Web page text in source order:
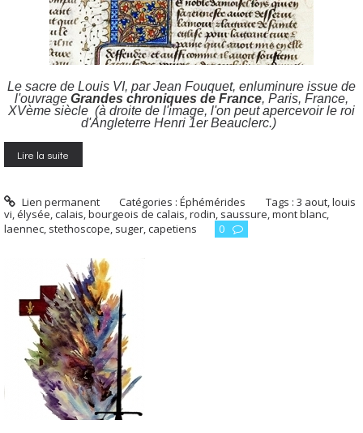
Le sacre de Louis VI, par Jean Fouquet, enluminure issue de
l'ouvrage Grandes chroniques de France, Paris, France,
XVème siècle (à droite de l'image, l'on peut apercevoir le roi
d'Angleterre Henri 1er Beauclerc.)
Lire la suite
Lien permanent Catégories :Éphémérides Tags :3 aout,louis
vi,élysée,calais,bourgeois de calais,rodin, saussure,mont blanc,
laennec, stethoscope, suger,capetiens 0